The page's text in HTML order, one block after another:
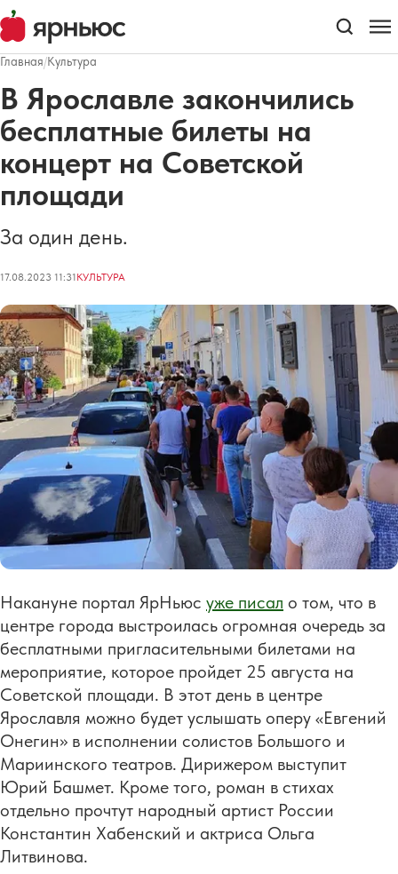
Главная/Культура
В Ярославле закончились
бесплатные билеты на
концерт на Советской
площади
За один день.
17.08.2023 11:31КУЛЬТУРА
Накануне портал ЯрНьюс уже писал о том, что в
центре города выстроилась огромная очередь за
бесплатными пригласительными билетами на
мероприятие, которое пройдет 25 августа на
Советской площади. В этот день в центре
Ярославля можно будет услышать оперу «Евгений
Онегин» в исполнении солистов Большого и
Мариинского театров. Дирижером выступит
Юрий Башмет. Кроме того, роман в стихах
отдельно прочтут народный артист России
Константин Хабенский и актриса Ольга
Литвинова.